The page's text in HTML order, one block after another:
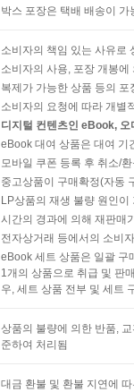
박스 포장은 택배 배송이
소비자의 책임 있는 사유로
소비자의 사용, 포장 개봉
복제가 가능한 상품 등의
소비자의 요청에 따라 개별
디지털 컨텐츠인 eBook,
eBook 대여 상품은 대여 기
모바일 쿠폰 등록 후 취소/
중고상품이 구매확정(자동
LP상품의 재생 불량 원인
시간의 경과에 의해 재판매
전자상거래 등에서의 소비
eBook 세트 상품은 일괄 구
1개의 상품으로 취급 및 판
우, 세트 상품 전부 및 세트
상품의 불량에 의한 반품,
준하여 처리됨
대금 환불 및 환불 지연에